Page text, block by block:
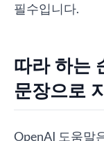
필수입니다.
따라 하는
문장으로
OpenAI 도움말